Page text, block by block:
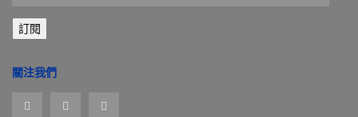
郵
件
址
訂閱
關注我們